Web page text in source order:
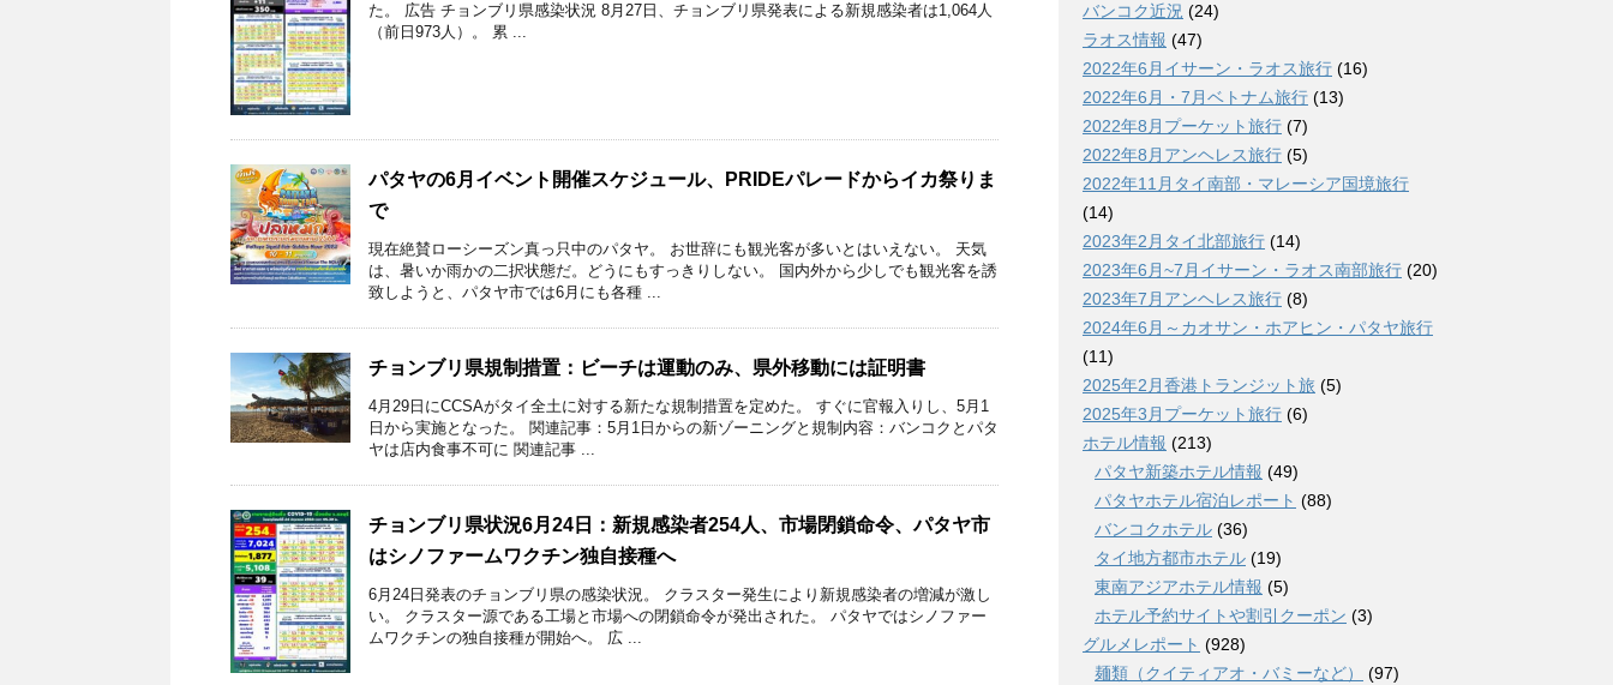
た。 広告 チョンブリ県感染状況 8月27日、チョンブリ県発表による新規感染者は1,064人
（前日973人）。 累 ...
パタヤの6月イベント開催スケジュール、PRIDEパレードからイカ祭りま
で
現在絶賛ローシーズン真っ只中のパタヤ。 お世辞にも観光客が多いとはいえない。 天気
は、暑いか雨かの二択状態だ。どうにもすっきりしない。 国内外から少しでも観光客を誘
致しようと、パタヤ市では6月にも各種 ...
チョンブリ県規制措置：ビーチは運動のみ、県外移動には証明書
4月29日にCCSAがタイ全土に対する新たな規制措置を定めた。 すぐに官報入りし、5月1
日から実施となった。 関連記事：5月1日からの新ゾーニングと規制内容：バンコクとパタ
ヤは店内食事不可に 関連記事 ...
チョンブリ県状況6月24日：新規感染者254人、市場閉鎖命令、パタヤ市
はシノファームワクチン独自接種へ
6月24日発表のチョンブリ県の感染状況。 クラスター発生により新規感染者の増減が激し
い。 クラスター源である工場と市場への閉鎖命令が発出された。 パタヤではシノファー
ムワクチンの独自接種が開始へ。 広 ...
バンコク近況 (24)
ラオス情報 (47)
2022年6月イサーン・ラオス旅行 (16)
2022年6月・7月ベトナム旅行 (13)
2022年8月プーケット旅行 (7)
2022年8月アンヘレス旅行 (5)
2022年11月タイ南部・マレーシア国境旅行
(14)
2023年2月タイ北部旅行 (14)
2023年6月~7月イサーン・ラオス南部旅行 (20)
2023年7月アンヘレス旅行 (8)
2024年6月～カオサン・ホアヒン・パタヤ旅行
(11)
2025年2月香港トランジット旅 (5)
2025年3月プーケット旅行 (6)
ホテル情報 (213)
パタヤ新築ホテル情報 (49)
パタヤホテル宿泊レポート (88)
バンコクホテル (36)
タイ地方都市ホテル (19)
東南アジアホテル情報 (5)
ホテル予約サイトや割引クーポン (3)
グルメレポート (928)
麺類（クイティアオ・バミーなど）
(97)